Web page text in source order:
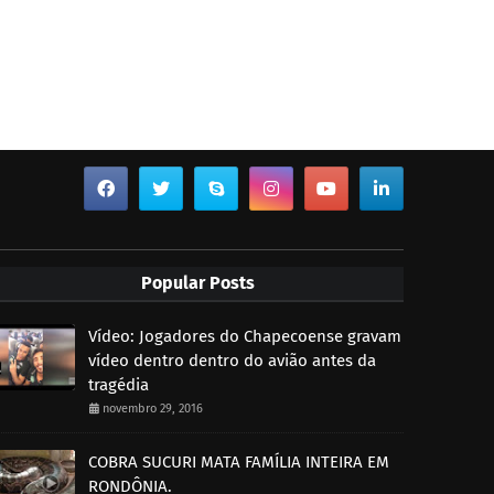
Popular Posts
Vídeo: Jogadores do Chapecoense gravam
vídeo dentro dentro do avião antes da
tragédia
novembro 29, 2016
COBRA SUCURI MATA FAMÍLIA INTEIRA EM
RONDÔNIA.